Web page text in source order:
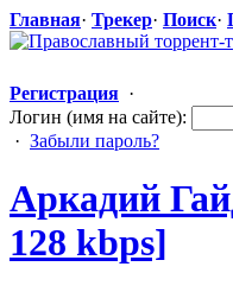
Главная· Трекер· Поиск·
Регистрация ·
Логин (имя на сайте):
· Забыли пароль?
Аркадий
128 kbps]